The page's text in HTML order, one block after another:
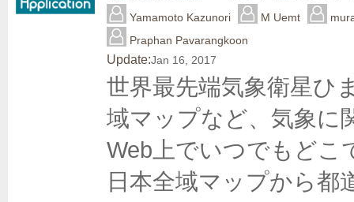
Yamamoto Kazunori
M Uemt
Praphan Pavarangkoon
Update:Jan 16, 2017
世界最先端気象衛星ひ
域マップなど、気象に
Web上でいつでもどこ
日本全域マップから都